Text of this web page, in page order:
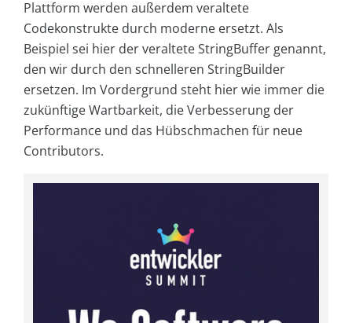
Plattform werden außerdem veraltete
Codekonstrukte durch moderne ersetzt. Als
Beispiel sei hier der veraltete StringBuffer genannt,
den wir durch den schnelleren StringBuilder
ersetzen. Im Vordergrund steht hier wie immer die
zukünftige Wartbarkeit, die Verbesserung der
Performance und das Hübschmachen für neue
Contributors.